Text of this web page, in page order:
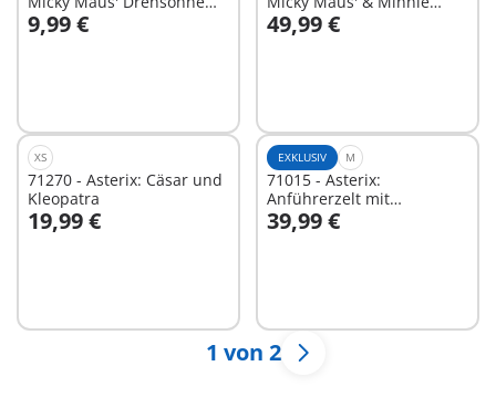
mit Rasselfunktion
9,99 €
In den Warenkorb
Maus' Wolkenhaus
49,99 €
In den Warenkorb
XS
71270 - Asterix: Cäsar und
Kleopatra
19,99 €
EXKLUSIV M
71015 - Asterix:
Anführerzelt mit
Generälen
39,99 €
1 von 2